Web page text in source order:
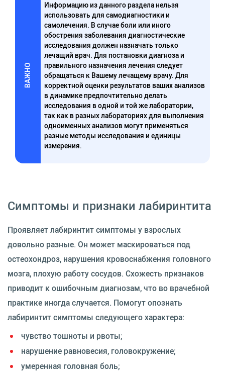
ВАЖНО
Информацию из данного раздела нельзя
использовать для самодиагностики и
самолечения. В случае боли или иного
обострения заболевания диагностические
исследования должен назначать только
лечащий врач. Для постановки диагноза и
правильного назначения лечения следует
обращаться к Вашему лечащему врачу. Для
корректной оценки результатов ваших анализов
в динамике предпочтительно делать
исследования в одной и той же лаборатории,
так как в разных лабораториях для выполнения
одноименных анализов могут применяться
разные методы исследования и единицы
измерения.
Симптомы и признаки лабиринтита
Проявляет лабиринтит симптомы у взрослых
довольно разные. Он может маскироваться под
остеохондроз, нарушения кровоснабжения головного
мозга, плохую работу сосудов. Схожесть признаков
приводит к ошибочным диагнозам, что во врачебной
практике иногда случается. Помогут опознать
лабиринтит симптомы следующего характера:
чувство тошноты и рвоты;
нарушение равновесия, головокружение;
умеренная головная боль;